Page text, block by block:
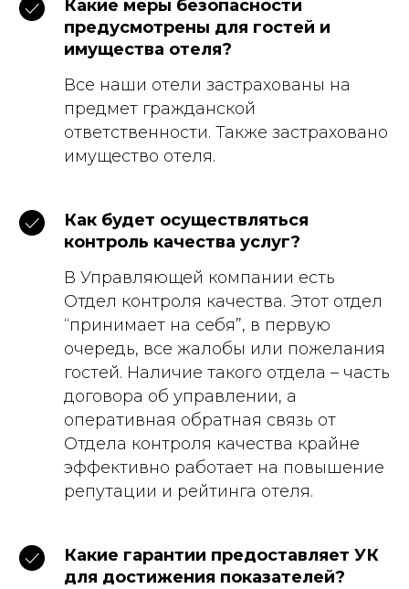
Какие меры безопасности
предусмотрены для гостей и
имущества отеля?
Все наши отели застрахованы на
предмет гражданской
ответственности. Также застраховано
имущество отеля.
Как будет осуществляться
контроль качества услуг?
В Управляющей компании есть
Отдел контроля качества. Этот отдел
“принимает на себя”, в первую
очередь, все жалобы или пожелания
гостей. Наличие такого отдела – часть
договора об управлении, а
оперативная обратная связь от
Отдела контроля качества крайне
эффективно работает на повышение
репутации и рейтинга отеля.
Какие гарантии предоставляет УК
для достижения показателей?